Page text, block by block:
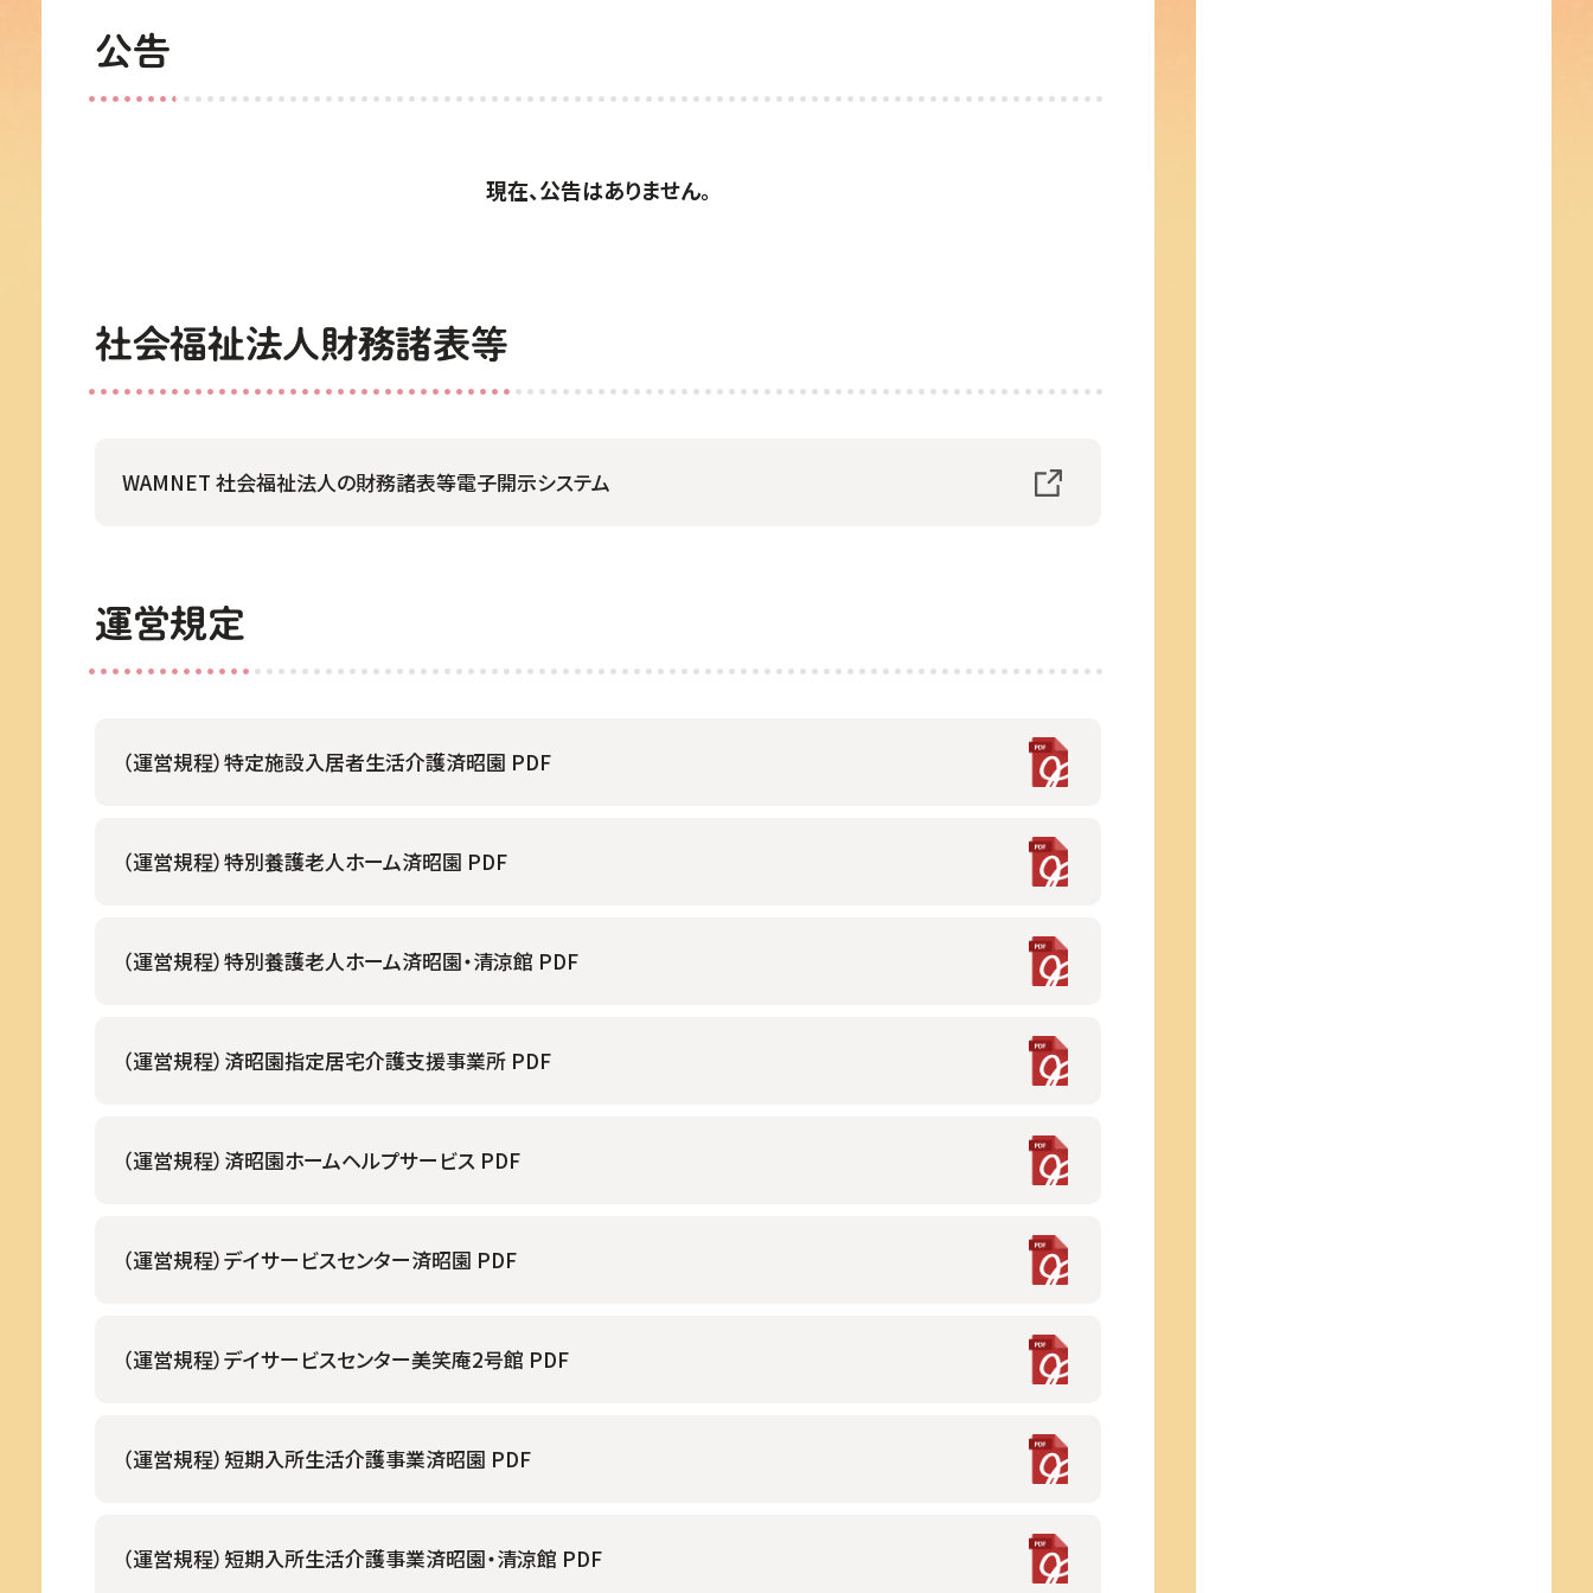
公告
現在、公告はありません。
社会福祉法人財務諸表等
WAMNET 社会福祉法人の財務諸表等電子開示システム
運営規定
（運営規程）特定施設入居者生活介護済昭園 PDF
（運営規程）特別養護老人ホーム済昭園 PDF
（運営規程）特別養護老人ホーム済昭園・清涼館 PDF
（運営規程）済昭園指定居宅介護支援事業所 PDF
（運営規程）済昭園ホームヘルプサービス PDF
（運営規程）デイサービスセンター済昭園 PDF
（運営規程）デイサービスセンター美笑庵2号館 PDF
（運営規程）短期入所生活介護事業済昭園 PDF
（運営規程）短期入所生活介護事業済昭園・清涼館 PDF